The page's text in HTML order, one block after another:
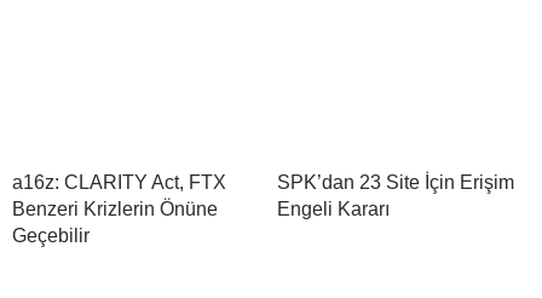
a16z: CLARITY Act, FTX
Benzeri Krizlerin Önüne
Geçebilir
SPK’dan 23 Site İçin Erişim
Engeli Kararı